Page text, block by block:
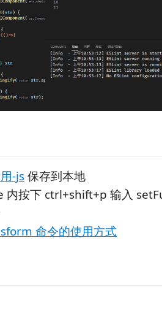
-js保存到本地
内按下 ctrl+shift+p 输入
命令的使用方式